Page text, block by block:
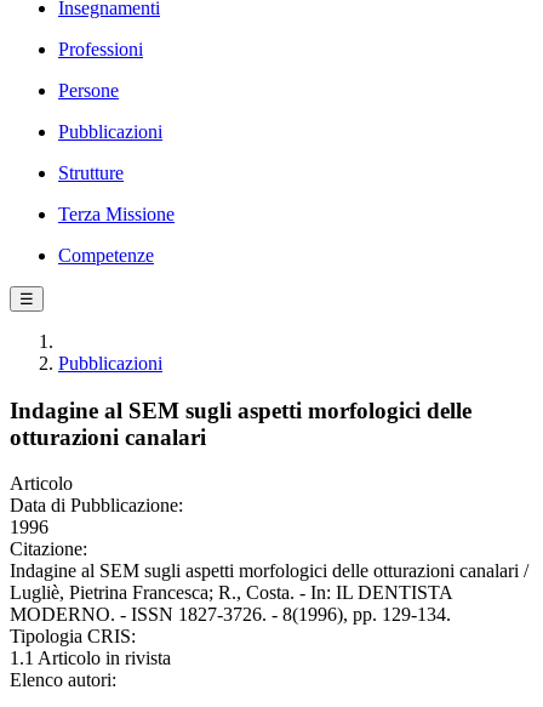
Insegnamenti
Professioni
Persone
Pubblicazioni
Strutture
Terza Missione
Competenze
☰
Pubblicazioni
Indagine al SEM sugli aspetti morfologici delle
otturazioni canalari
Articolo
Data di Pubblicazione:
1996
Citazione:
Indagine al SEM sugli aspetti morfologici delle otturazioni canalari /
Lugliè, Pietrina Francesca; R., Costa. - In: IL DENTISTA
MODERNO. - ISSN 1827-3726. - 8(1996), pp. 129-134.
Tipologia CRIS:
1.1 Articolo in rivista
Elenco autori: